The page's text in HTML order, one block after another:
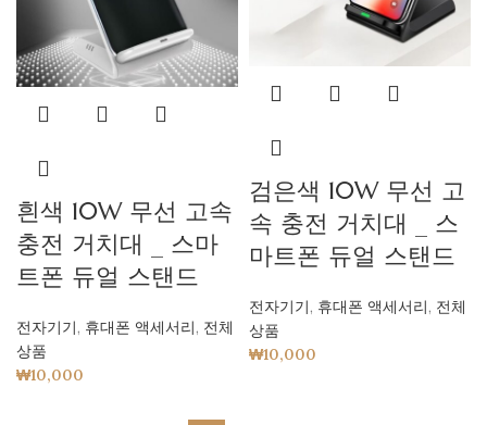
흰색 10W 무선 고속
충전 거치대 _ 스마
트폰 듀얼 스탠드
전자기기, 휴대폰 액세서리, 전체
상품
₩10,000
검은색 10W 무선 고
속 충전 거치대 _ 스
마트폰 듀얼 스탠드
전자기기, 휴대폰 액세서리, 전체
상품
₩10,000